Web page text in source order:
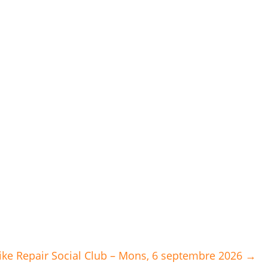
Repair Social Club – Mons, 6 septembre 2026 →